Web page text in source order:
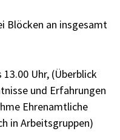
Blöcken an insgesamt
13.00 Uhr, (Überblick
und Erfahrungen
Ehrenamtliche
in Arbeitsgruppen)